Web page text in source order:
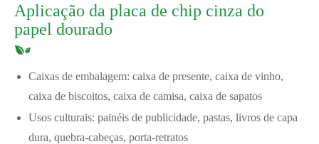
Aplicação da placa de chip cinza do
papel dourado
Caixas de embalagem: caixa de presente, caixa de vinho,
caixa de biscoitos, caixa de camisa, caixa de sapatos
Usos culturais: painéis de publicidade, pastas, livros de capa
dura, quebra-cabeças, porta-retratos